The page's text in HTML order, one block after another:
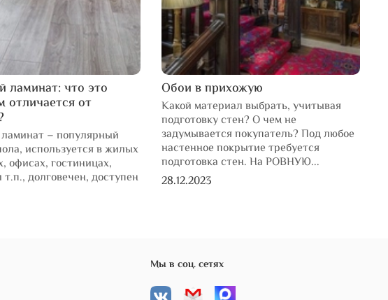
ламинат: что это
отличается от
– популярный
используется в жилых
офисах, гостиницах,
т.п., долговечен, доступен
Обои в прихожую
Какой материал выбрать, учитывая
подготовку стен? О чем не
задумывается покупатель? Под любое
настенное покрытие требуется
подготовка стен. На РОВНУЮ...
28.12.2023
Мы в соц. сетях